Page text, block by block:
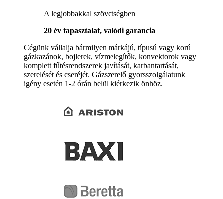
A legjobbakkal szövetségben
20 év tapasztalat, valódi garancia
Cégünk vállalja bármilyen márkájú, típusú vagy korú
gázkazánok, bojlerek, vízmelegítők, konvektorok vagy
komplett fűtésrendszerek javítását, karbantartását,
szerelését és cseréjét. Gázszerelő gyorsszolgálatunk
igény esetén 1-2 órán belül kiérkezik önhöz.